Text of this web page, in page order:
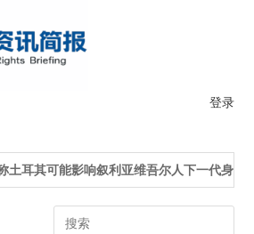
登录
土耳其可能影响叙利亚维吾尔人下一代身份认
Search